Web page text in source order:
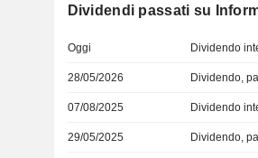
Dividendi passati su
Oggi Dividendo
28/05/2026 Dividendo,
07/08/2025 Dividendo
29/05/2025 Dividendo,